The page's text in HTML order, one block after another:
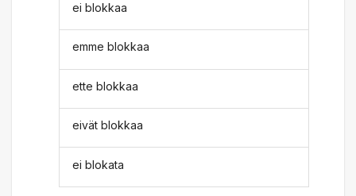
ei blokkaa
emme blokkaa
ette blokkaa
eivät blokkaa
ei blokata